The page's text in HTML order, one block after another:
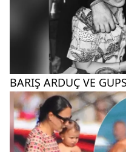
BARIŞ ARDUÇ VE